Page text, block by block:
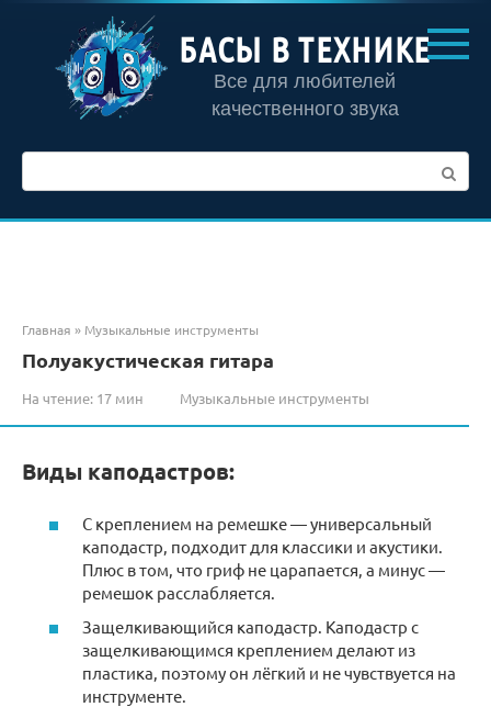
контенту
БАСЫ В ТЕХНИКЕ
Все для любителей
качественного звука
Главная » Музыкальные инструменты
Полуакустическая гитара
На чтение: 17 мин Музыкальные инструменты
Виды каподастров:
С креплением на ремешке — универсальный
каподастр, подходит для классики и акустики.
Плюс в том, что гриф не царапается, а минус —
ремешок расслабляется.
Защелкивающийся каподастр. Каподастр с
защелкивающимся креплением делают из
пластика, поэтому он лёгкий и не чувствуется на
инструменте.